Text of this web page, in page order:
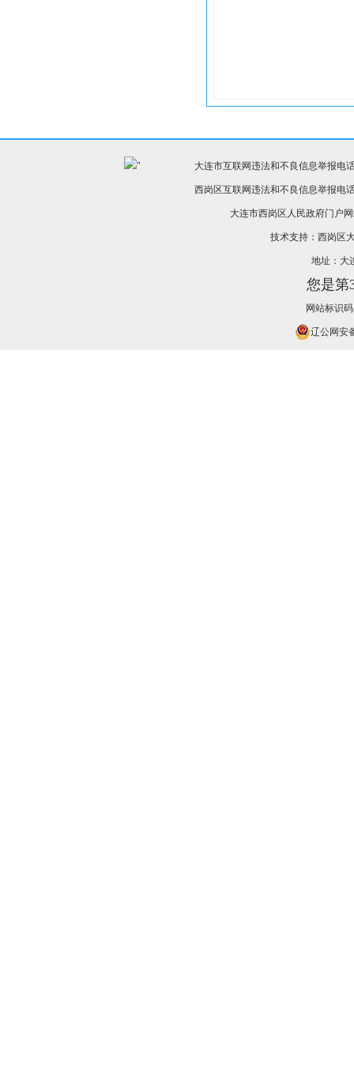
" 大连市互联网违法和不良信息举报电
西岗区互联网违法和不良信息举报电
大连市西岗区人民政府门户
技术支持：西岗区
地址：大
您是第
网站标识
辽公网安